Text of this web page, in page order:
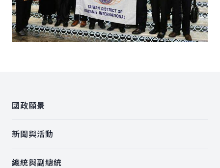
國政願景
新聞與活動
總統與副總統